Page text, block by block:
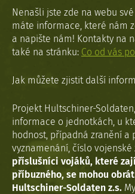
Nenašli jste zde na webu
máte informace, které nám
a napište nám! Kontakty na
také na stránku: Co od vás
Jak můžete zjistit další
Projekt Hultschiner-
informace o jednotkách, u
hodnost, případná zranění a
vyznamenání, číslo vojenské
příslušníci vojáků, které
příbuzného, se mohou
Hultschiner-Soldaten z.s.